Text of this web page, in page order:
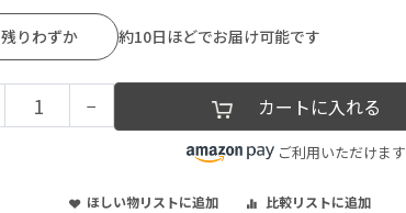
残りわずか 約10日ほどでお届け可能です
− カートに入れる
ご利用いただけます
ほしい物リストに追加 比較リストに追加